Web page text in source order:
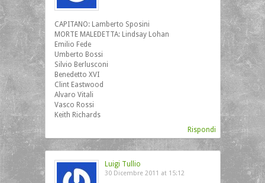
CAPITANO: Lamberto Sposini
MORTE MALEDETTA: Lindsay Lohan
Emilio Fede
Umberto Bossi
Silvio Berlusconi
Benedetto XVI
Clint Eastwood
Alvaro Vitali
Vasco Rossi
Keith Richards
Rispondi
Luigi Tullio
30 Dicembre 2011 at 15:12